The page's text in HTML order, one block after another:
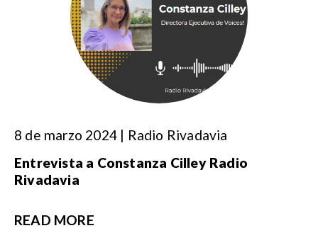
8 de marzo 2024 | Radio Rivadavia
Entrevista a Constanza Cilley Radio
Rivadavia
READ MORE